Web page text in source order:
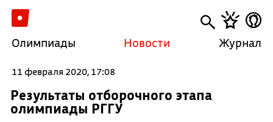
Олимпиады Новости Журнал
11 февраля 2020, 17:08
Результаты отборочного этапа
олимпиады РГГУ